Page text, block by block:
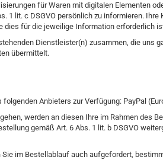
für Waren mit digitalen Elementen
1 lit. c DSGVO persönlich zu informieren.
dies für die jeweilige Information erforderlich
Dienstleister(n) zusammen, die
übermittelt.
Anbieters zur Verfügung: PayPal
werden an diesen Ihre im Rahmen
gemäß Art. 6 Abs. 1 lit. b DSGVO
im Bestellablauf auch aufgefordert,